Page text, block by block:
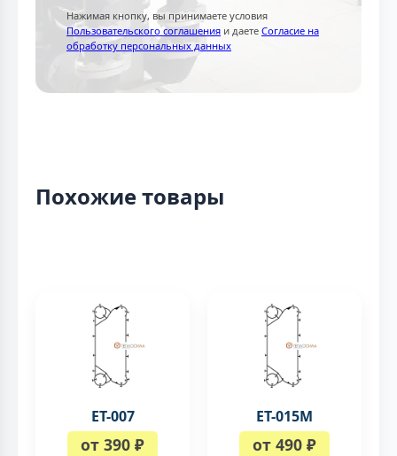
Нажимая кнопку, вы принимаете условия
Пользовательского соглашения и даете Согласие на
обработку персональных данных
Похожие товары
ЕТ-007
от 390 ₽
ЕТ-015M
от 490 ₽